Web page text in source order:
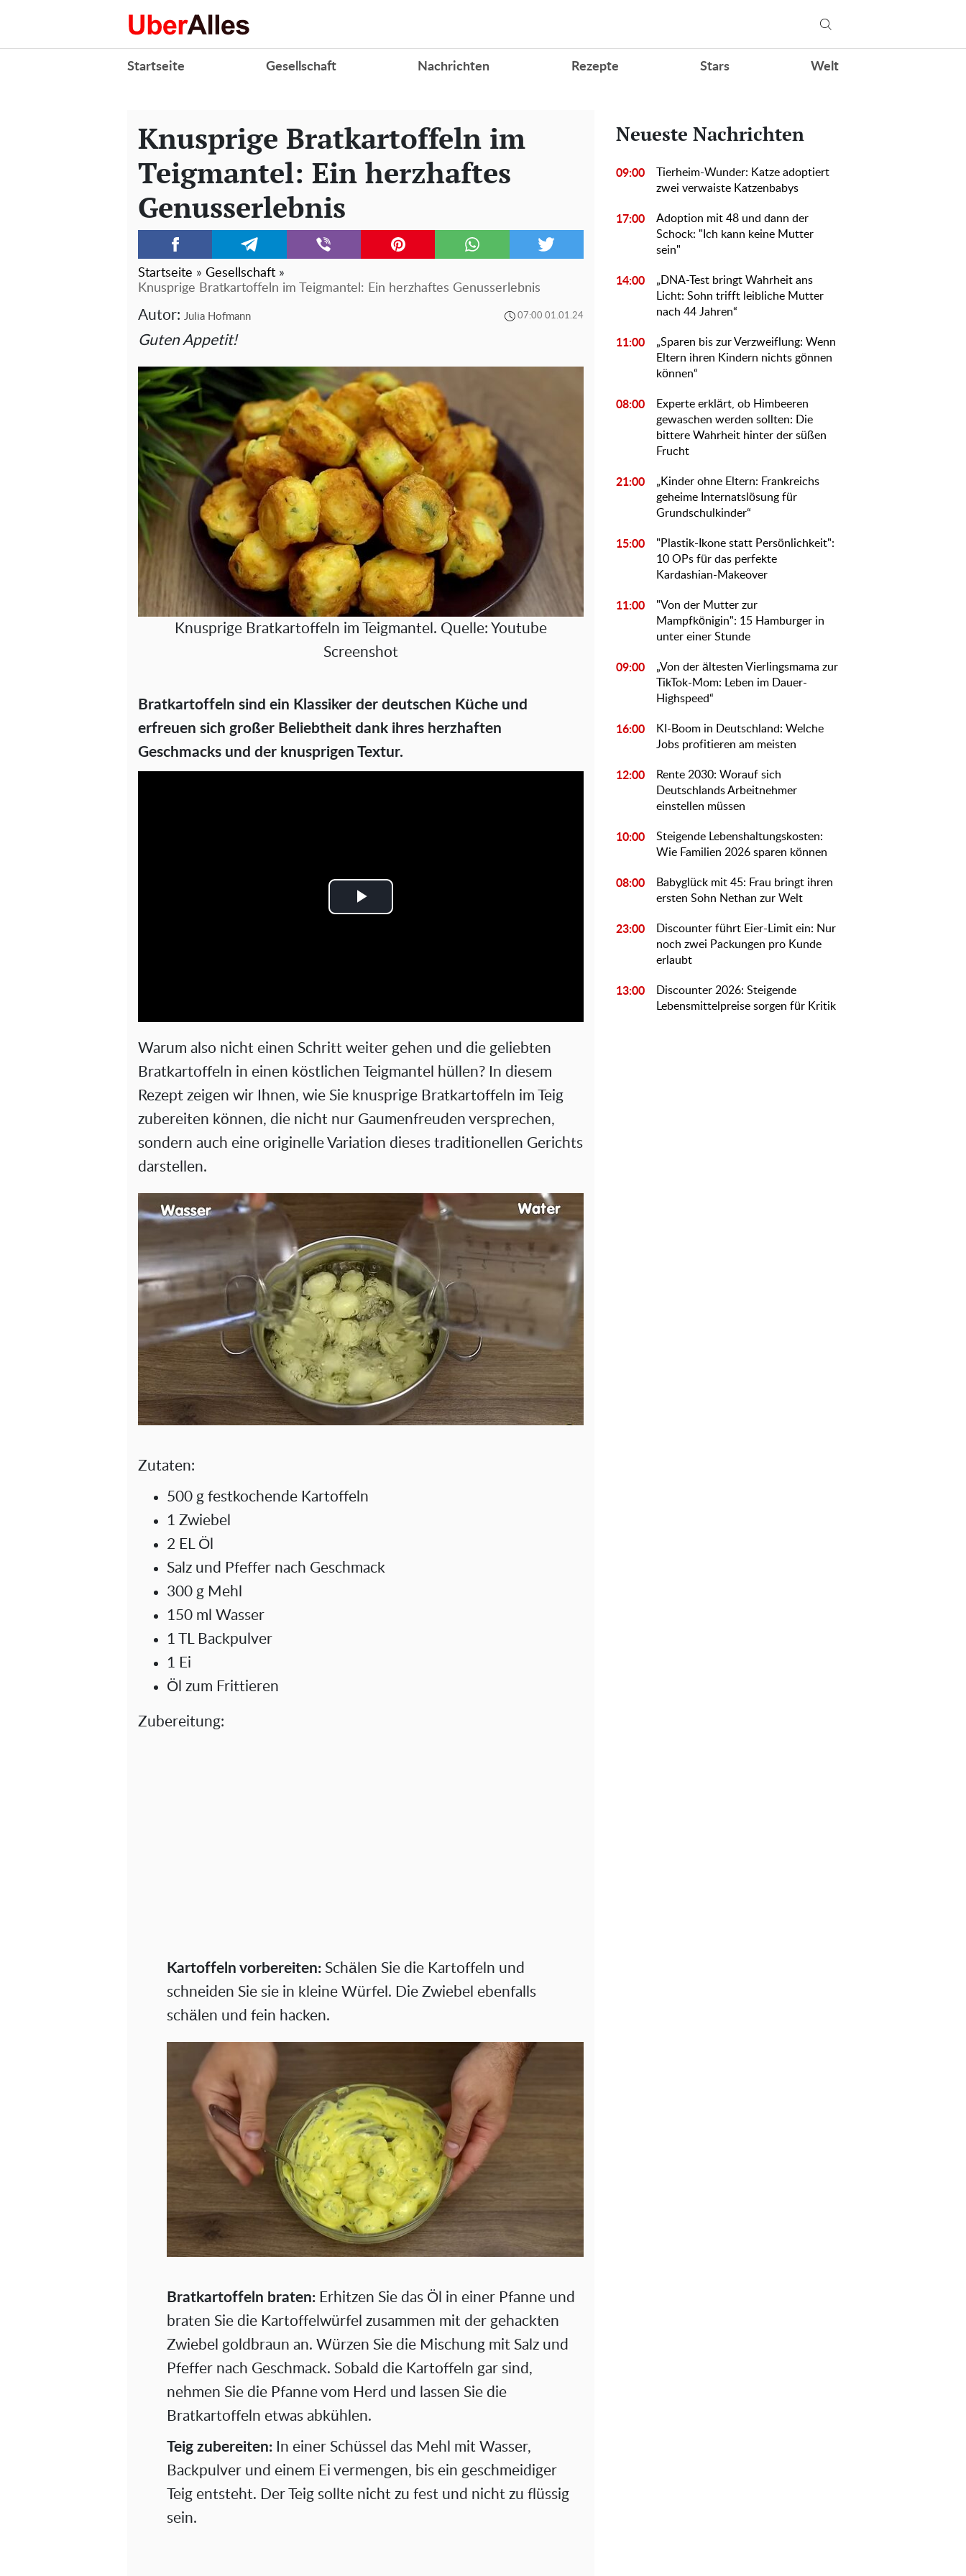
Startseite Gesellschaft Nachrichten Rezepte Stars Welt
Knusprige Bratkartoffeln im
Teigmantel: Ein herzhaftes
Genusserlebnis
Startseite » Gesellschaft »
Knusprige Bratkartoffeln im Teigmantel: Ein herzhaftes Genusserlebnis
Autor: Julia Hofmann 07:00 01.01.24
Guten Appetit!
Knusprige Bratkartoffeln im Teigmantel. Quelle: Youtube
Screenshot
Bratkartoffeln sind ein Klassiker der deutschen Küche und
erfreuen sich großer Beliebtheit dank ihres herzhaften
Geschmacks und der knusprigen Textur.
P
V
i
d
e
Warum also nicht einen Schritt weiter gehen und die geliebten
Bratkartoffeln in einen köstlichen Teigmantel hüllen? In diesem
Rezept zeigen wir Ihnen, wie Sie knusprige Bratkartoffeln im Teig
zubereiten können, die nicht nur Gaumenfreuden versprechen,
sondern auch eine originelle Variation dieses traditionellen Gerichts
darstellen.
Zutaten:
500 g festkochende Kartoffeln
1 Zwiebel
2 EL Öl
Salz und Pfeffer nach Geschmack
300 g Mehl
150 ml Wasser
1 TL Backpulver
1 Ei
Öl zum Frittieren
Zubereitung:
Kartoffeln vorbereiten: Schälen Sie die Kartoffeln und
schneiden Sie sie in kleine Würfel. Die Zwiebel ebenfalls
schälen und fein hacken.
Bratkartoffeln braten: Erhitzen Sie das Öl in einer Pfanne und
braten Sie die Kartoffelwürfel zusammen mit der gehackten
Zwiebel goldbraun an. Würzen Sie die Mischung mit Salz und
Pfeffer nach Geschmack. Sobald die Kartoffeln gar sind,
nehmen Sie die Pfanne vom Herd und lassen Sie die
Bratkartoffeln etwas abkühlen.
Teig zubereiten: In einer Schüssel das Mehl mit Wasser,
Backpulver und einem Ei vermengen, bis ein geschmeidiger
Teig entsteht. Der Teig sollte nicht zu fest und nicht zu flüssig
sein.
Neueste Nachrichten
09:00
Tierheim-Wunder: Katze adoptiert
zwei verwaiste Katzenbabys
17:00
Adoption mit 48 und dann der
Schock: "Ich kann keine Mutter
sein"
14:00
„DNA-Test bringt Wahrheit ans
Licht: Sohn trifft leibliche Mutter
nach 44 Jahren“
11:00
„Sparen bis zur Verzweiflung: Wenn
Eltern ihren Kindern nichts gönnen
können“
08:00
Experte erklärt, ob Himbeeren
gewaschen werden sollten: Die
bittere Wahrheit hinter der süßen
Frucht
21:00
„Kinder ohne Eltern: Frankreichs
geheime Internatslösung für
Grundschulkinder“
15:00
"Plastik-Ikone statt Persönlichkeit":
10 OPs für das perfekte
Kardashian-Makeover
11:00
"Von der Mutter zur
Mampfkönigin": 15 Hamburger in
unter einer Stunde
09:00
„Von der ältesten Vierlingsmama zur
TikTok-Mom: Leben im Dauer-
Highspeed“
16:00
KI-Boom in Deutschland: Welche
Jobs profitieren am meisten
12:00
Rente 2030: Worauf sich
Deutschlands Arbeitnehmer
einstellen müssen
10:00
Steigende Lebenshaltungskosten:
Wie Familien 2026 sparen können
08:00
Babyglück mit 45: Frau bringt ihren
ersten Sohn Nethan zur Welt
23:00
Discounter führt Eier-Limit ein: Nur
noch zwei Packungen pro Kunde
erlaubt
13:00
Discounter 2026: Steigende
Lebensmittelpreise sorgen für Kritik